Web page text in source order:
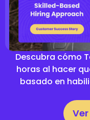
Descubra cómo
horas al hacer
basado en